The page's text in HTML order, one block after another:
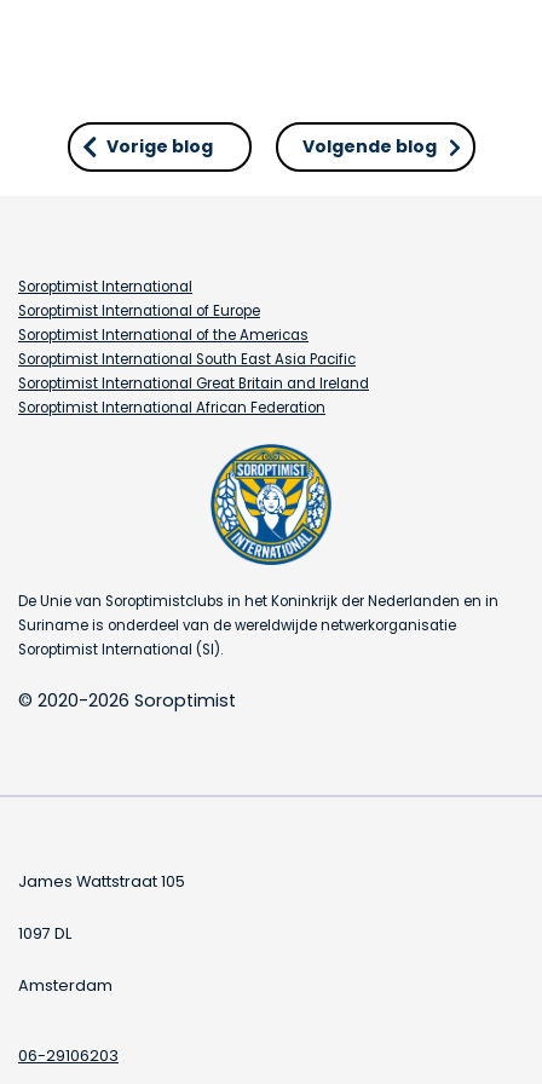
Vorige blog Volgende blog
Soroptimist International
Soroptimist International of Europe
Soroptimist International of the Americas
Soroptimist International South East Asia Pacific
Soroptimist International Great Britain and Ireland
Soroptimist International African Federation
De Unie van Soroptimistclubs in het Koninkrijk der Nederlanden en in
Suriname is onderdeel van de wereldwijde netwerkorganisatie
Soroptimist International (SI).
© 2020-2026 Soroptimist
James Wattstraat 105
1097 DL
Amsterdam
06-29106203